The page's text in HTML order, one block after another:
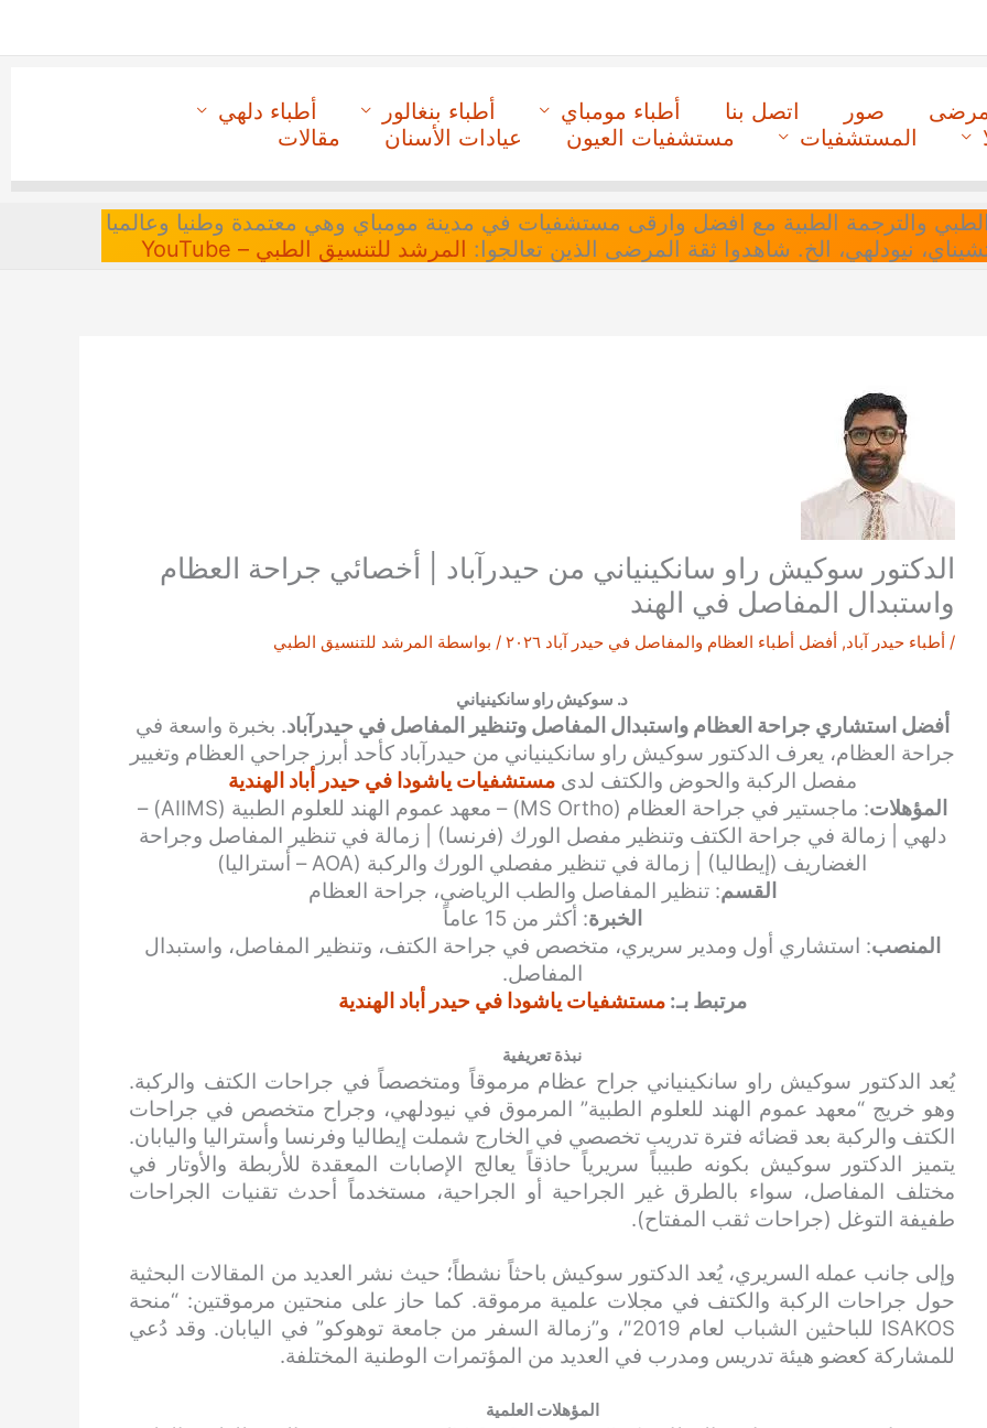
صور اتصل بنا أطباء مومباي أطباء بنغالور
أطباء دلهي
المستشفيات مستشفيات العيون عيادات الأسنان مقالات
الطبي والترجمة الطبية مع افضل وارقى مستشفيات في مدينة مومباي وهي معتمدة وطنيا وعالميا
تشيناي، نيودلهي، الخ. شاهدوا ثقة المرضى الذين تعالجوا: المرشد للتنسيق الطبي – YouTube
الدكتور سوكيش راو سانكينياني من حيدرآباد | أخصائي جراحة العظام
واستبدال المفاصل في الهند
/ أطباء حيدر آباد, أفضل أطباء العظام والمفاصل في حيدر آباد ٢٠٢٦ / بواسطة المرشد للتنسيق الطبي
د. سوكيش راو سانكينياني
أفضل استشاري جراحة العظام واستبدال المفاصل وتنظير المفاصل في حيدرآباد. بخبرة واسعة في
جراحة العظام، يعرف الدكتور سوكيش راو سانكينياني من حيدرآباد كأحد أبرز جراحي العظام وتغيير
مفصل الركبة والحوض والكتف لدىمستشفيات ياشودا في حيدر أباد الهندية
المؤهلات
: ماجستير في جراحة العظام (MS Ortho) – معهد عموم الهند للعلوم الطبية (AIIMS) –
دلهي | زمالة في جراحة الكتف وتنظير مفصل الورك (فرنسا) | زمالة في تنظير المفاصل وجراحة
الغضاريف (إيطاليا) | زمالة في تنظير مفصلي الورك والركبة (AOA – أستراليا)
القسم: تنظير المفاصل والطب الرياضي، جراحة العظام
الخبرة: أكثر من 15 عاماً
المنصب: استشاري أول ومدير سريري، متخصص في جراحة الكتف، وتنظير المفاصل، واستبدال
المفاصل.
مرتبط بـ:مستشفيات ياشودا في حيدر أباد الهندية
نبذة تعريفية
يُعد الدكتور سوكيش راو سانكينياني جراح عظام مرموقاً ومتخصصاً في جراحات الكتف والركبة.
وهو خريج “معهد عموم الهند للعلوم الطبية” المرموق في نيودلهي، وجراح متخصص في جراحات
الكتف والركبة بعد قضائه فترة تدريب تخصصي في الخارج شملت إيطاليا وفرنسا وأستراليا واليابان.
يتميز الدكتور سوكيش بكونه طبيباً سريرياً حاذقاً يعالج الإصابات المعقدة للأربطة والأوتار في
مختلف المفاصل، سواء بالطرق غير الجراحية أو الجراحية، مستخدماً أحدث تقنيات الجراحات
طفيفة التوغل (جراحات ثقب المفتاح).
وإلى جانب عمله السريري، يُعد الدكتور سوكيش باحثاً نشطاً؛ حيث نشر العديد من المقالات البحثية
حول جراحات الركبة والكتف في مجلات علمية مرموقة. كما حاز على منحتين مرموقتين: “منحة
ISAKOS للباحثين الشباب لعام 2019″، و”زمالة السفر من جامعة توهوكو” في اليابان. وقد دُعي
للمشاركة كعضو هيئة تدريس ومدرب في العديد من المؤتمرات الوطنية المختلفة.
المؤهلات العلمية